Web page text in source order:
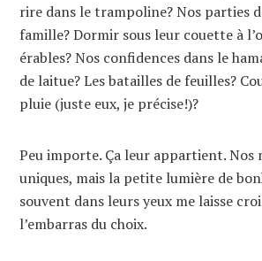
rire dans le trampoline? Nos parties
famille? Dormir sous leur couette à
érables? Nos confidences dans le
de laitue? Les batailles de feuilles?
pluie (juste eux, je précise!)?
Peu importe. Ça leur appartient. Nos
uniques, mais la petite lumière de
souvent dans leurs yeux me laisse
l’embarras du choix.